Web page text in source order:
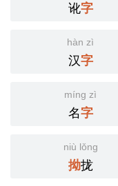
讹字
hàn zì
汉字
míng zì
名字
niù lǒng
拗拢